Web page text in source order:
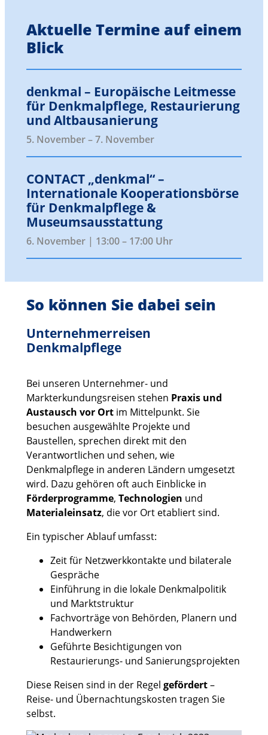
Aktuelle Termine auf einem
Blick
denkmal – Europäische Leitmesse
für Denkmalpflege, Restaurierung
und Altbausanierung
5. November–7. November
CONTACT „denkmal“ –
Internationale Kooperationsbörse
für Denkmalpflege &
Museumsausstattung
6. November | 13:00– 17:00
So können Sie dabei sein
Unternehmerreisen
Denkmalpflege
Bei unseren Unternehmer- und
Markterkundungsreisen stehen Praxis und
Austausch vor Ortim Mittelpunkt. Sie
besuchen ausgewählte Projekte und
Baustellen, sprechen direkt mit den
Verantwortlichen und sehen, wie
Denkmalpflege in anderen Ländern umgesetzt
wird. Dazu gehören oft auch Einblicke in
Förderprogramme, Technologien und
Materialeinsatz, die vor Ort etabliert sind.
Ein typischer Ablauf umfasst:
Zeit für Netzwerkkontakte und bilaterale
Gespräche
Einführung in die lokale Denkmalpolitik
und Marktstruktur
Fachvorträge von Behörden, Planern und
Handwerkern
Geführte Besichtigungen von
Restaurierungs- und Sanierungsprojekten
Diese Reisen sind in der Regel gefördert–
Reise- und Übernachtungskosten tragen Sie
selbst.